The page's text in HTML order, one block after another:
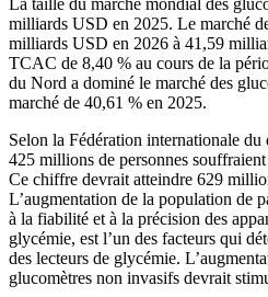
milliards USD en 2025. Le marché
milliards USD en 2026 à 41,59
TCAC de 8,40 % au cours de la
du Nord a dominé le marché des
marché de 40,61 % en 2025.
Selon la Fédération internationale
425 millions de personnes
Ce chiffre devrait atteindre 629
L’augmentation de la population de
à la fiabilité et à la précision des
glycémie, est l’un des facteurs qui
des lecteurs de glycémie.
glucomètres non invasifs devrait